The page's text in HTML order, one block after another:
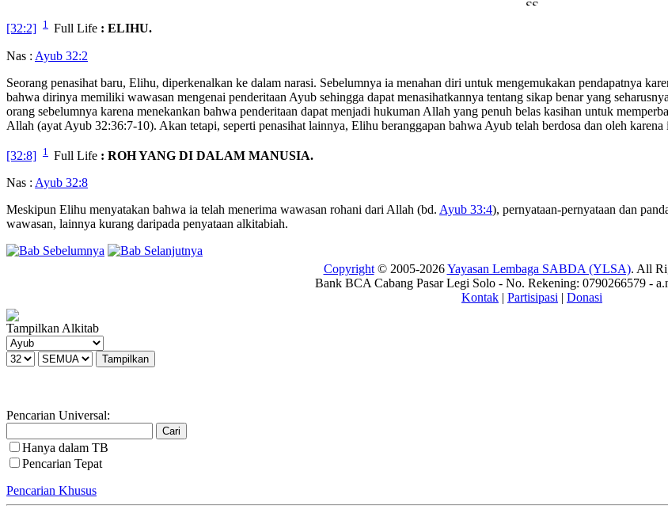
[32:2] 1 Full Life : ELIHU.
Nas : Ayub 32:2
Seorang penasihat baru, Elihu, diperkenalkan ke dalam narasi. Sebelumnya ia menahan diri untuk mengemukakan pendapatnya
bahwa dirinya memiliki wawasan mengenai penderitaan Ayub sehingga dapat menasihatkannya tentang sikap benar yang
orang sebelumnya karena menekankan bahwa penderitaan dapat menjadi hukuman Allah yang penuh belas kasihan untuk
Allah (ayat Ayub 32:36:7-10). Akan tetapi, seperti penasihat lainnya, Elihu beranggapan bahwa Ayub telah berdosa dan oleh karena
[32:8] 1 Full Life : ROH YANG DI DALAM MANUSIA.
Nas : Ayub 32:8
Meskipun Elihu menyatakan bahwa ia telah menerima wawasan rohani dari Allah (bd. Ayub 33:4), pernyataan-pernyataan dan
wawasan, lainnya kurang daripada penyataan alkitabiah.
Copyright© 2005-2026Yayasan Lembaga SABDA (YLSA). All
Bank BCA Cabang Pasar Legi Solo - No. Rekening: 0790266579 -
Kontak | Partisipasi | Donasi
Tampilkan Alkitab
Pencarian Universal:
Hanya dalam TB
Pencarian Tepat
Pencarian Khusus